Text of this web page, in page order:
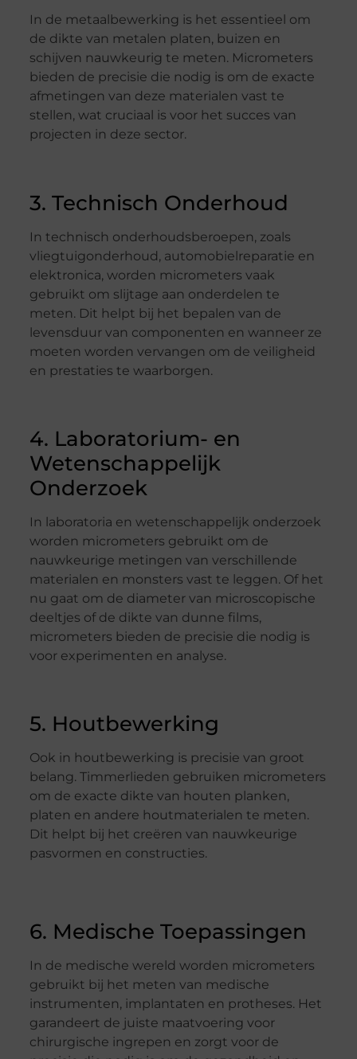
In de metaalbewerking is het essentieel om
de dikte van metalen platen, buizen en
schijven nauwkeurig te meten. Micrometers
bieden de precisie die nodig is om de exacte
afmetingen van deze materialen vast te
stellen, wat cruciaal is voor het succes van
projecten in deze sector.
3. Technisch Onderhoud
In technisch onderhoudsberoepen, zoals
vliegtuigonderhoud, automobielreparatie en
elektronica, worden micrometers vaak
gebruikt om slijtage aan onderdelen te
meten. Dit helpt bij het bepalen van de
levensduur van componenten en wanneer ze
moeten worden vervangen om de veiligheid
en prestaties te waarborgen.
4. Laboratorium- en
Wetenschappelijk
Onderzoek
In laboratoria en wetenschappelijk onderzoek
worden micrometers gebruikt om de
nauwkeurige metingen van verschillende
materialen en monsters vast te leggen. Of het
nu gaat om de diameter van microscopische
deeltjes of de dikte van dunne films,
micrometers bieden de precisie die nodig is
voor experimenten en analyse.
5. Houtbewerking
Ook in houtbewerking is precisie van groot
belang. Timmerlieden gebruiken micrometers
om de exacte dikte van houten planken,
platen en andere houtmaterialen te meten.
Dit helpt bij het creëren van nauwkeurige
pasvormen en constructies.
6. Medische Toepassingen
In de medische wereld worden micrometers
gebruikt bij het meten van medische
instrumenten, implantaten en protheses. Het
garandeert de juiste maatvoering voor
chirurgische ingrepen en zorgt voor de